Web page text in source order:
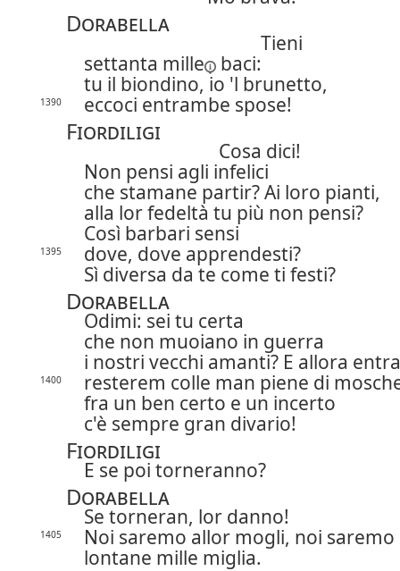
Dorabella
Tieni
settanta mille
baci:
tu il biondino, io 'l brunetto,
1390 eccoci entrambe spose!
Fiordiligi
Cosa dici!
Non pensi agli infelici
che stamane partir? Ai loro pianti,
alla lor fedeltà tu più non pensi?
Così barbari sensi
1395
dove, dove apprendesti?
Sì diversa da te come ti festi?
Dorabella
Odimi: sei tu certa
che non muoiano in guerra
i nostri vecchi amanti? E allora
1400
resterem colle man piene di
fra un ben certo e un incerto
c'è sempre gran divario!
Fiordiligi
E se poi torneranno?
Dorabella
Se torneran, lor danno!
1405
Noi saremo allor mogli, noi saremo
lontane mille miglia.